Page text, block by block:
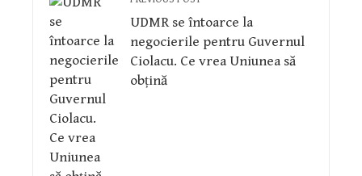
UDMR se întoarce la
negocierile pentru Guvernul
Ciolacu. Ce vrea Uniunea să
obțină